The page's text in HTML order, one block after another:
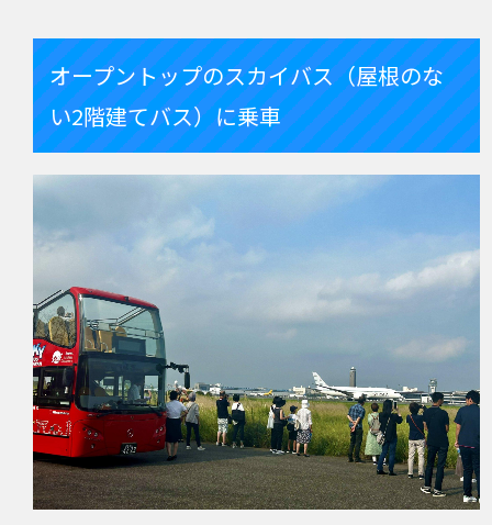
オープントップのスカイバス（屋根のな
い2階建てバス）に乗車